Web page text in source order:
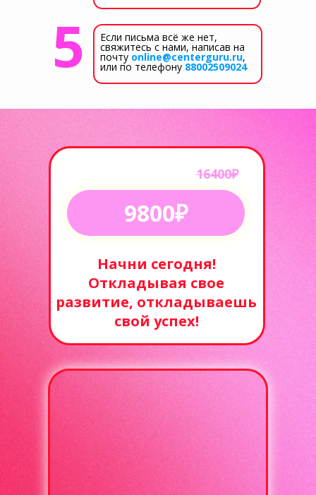
5 Если письма всё же нет,
свяжитесь с нами, написав на
почту online@centerguru.ru,
или по телефону 88002509024
9800₽
16400₽
Начни сегодня!
Откладывая свое
развитие, откладываешь
свой успех!